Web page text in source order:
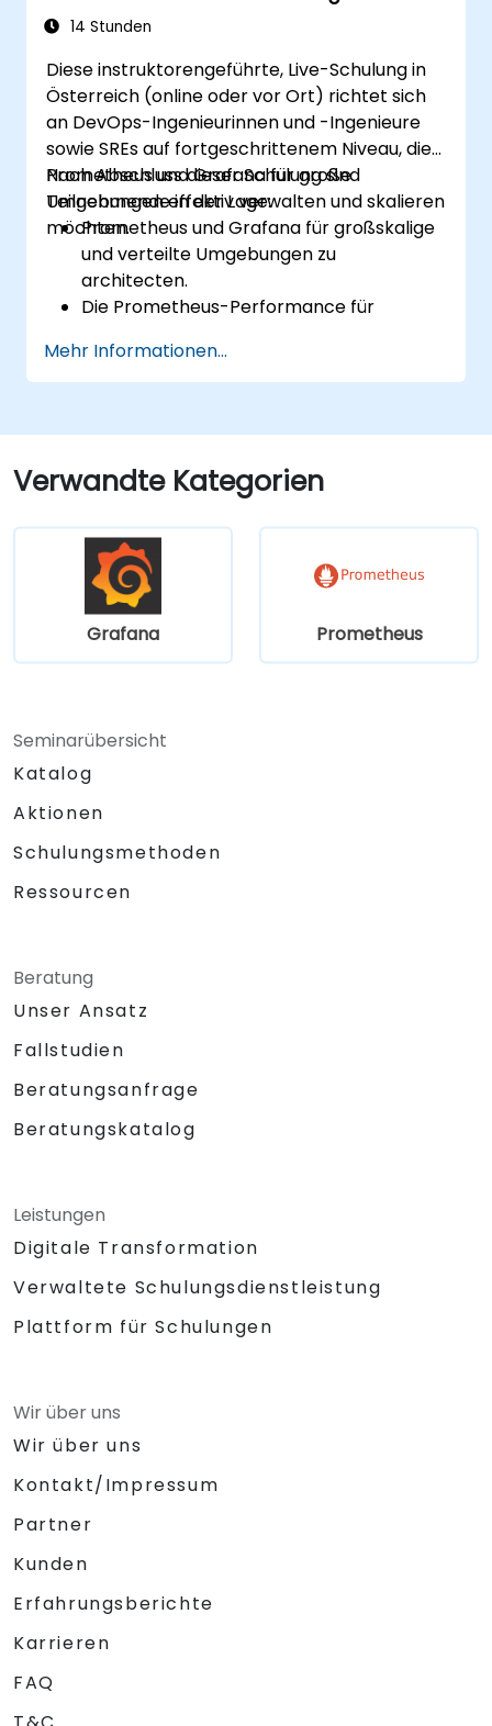
Alarmierungsregeln zu konfigurieren.
Anwendungen zu analysieren und zu
optimieren.
sichere Integrationen zu Remote-
Endpunkten und bestehenden Systemen
zu ermöglichen.
Umgebungen
14 Stunden
Diese instruktorengeführte, Live-Schulung in
Österreich (online oder vor Ort) richtet sich
an DevOps-Ingenieurinnen und -Ingenieure
sowie SREs auf fortgeschrittenem Niveau, die
Prometheus und Grafana für große
Umgebungen effektiv verwalten und skalieren
möchten.
Nach Abschluss dieser Schulung sind
Teilnehmende in der Lage:
Prometheus und Grafana für großskalige
und verteilte Umgebungen zu
architecten.
Die Prometheus-Performance für
Grafana für große Datensätze und
komplexe Visualisierungen zu
Fortgeschrittene Strategien zum
Fehlerbeheben und zur Skalierbarkeit
umzusetzen.
Mehr Informationen...
Verwandte Kategorien
Grafana Prometheus
Seminarübersicht
Katalog
Aktionen
Schulungsmethoden
Ressourcen
Beratung
Unser Ansatz
Fallstudien
Beratungsanfrage
Beratungskatalog
Leistungen
Digitale Transformation
Verwaltete Schulungsdienstleistung
Plattform für Schulungen
Wir über uns
Wir über uns
Kontakt/Impressum
Partner
Kunden
Erfahrungsberichte
Karrieren
FAQ